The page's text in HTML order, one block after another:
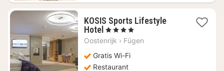
KOSIS Sports Lifestyle
Hotel 1
nacht
vanaf
€
186,54
, 4 Sterren
Oostenrijk › Fügen
Gratis Wi-Fi
Restaurant